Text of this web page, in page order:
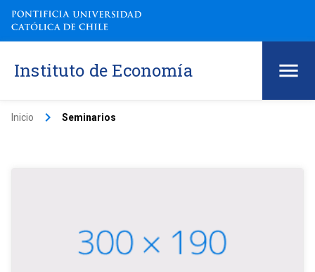
Instituto de Economía
Inicio keyboard_arrow_right Seminarios